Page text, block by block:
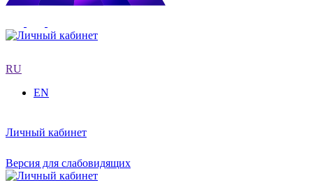
RU
EN
Личный кабинет
Версия для слабовидящих